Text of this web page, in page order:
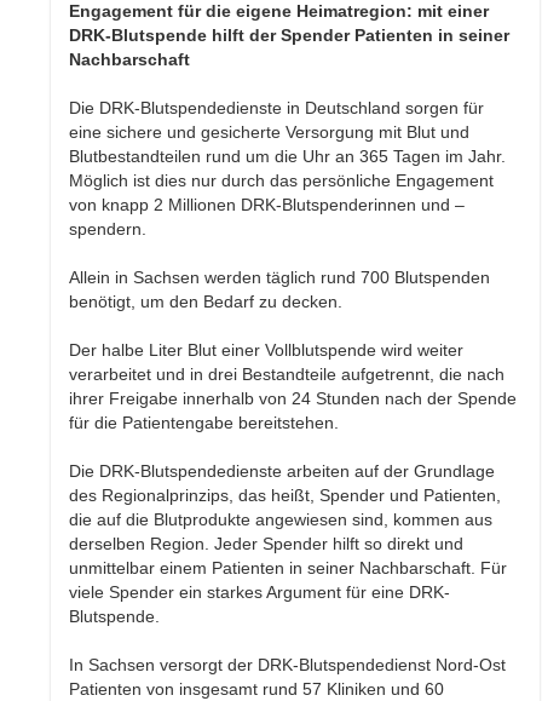
Engagement für die eigene Heimatregion: mit einer
DRK-Blutspende hilft der Spender Patienten in seiner
Nachbarschaft
Die DRK-Blutspendedienste in Deutschland sorgen für
eine sichere und gesicherte Versorgung mit Blut und
Blutbestandteilen rund um die Uhr an 365 Tagen im Jahr.
Möglich ist dies nur durch das persönliche Engagement
von knapp 2 Millionen DRK-Blutspenderinnen und –
spendern.
Allein in Sachsen werden täglich rund 700 Blutspenden
benötigt, um den Bedarf zu decken.
Der halbe Liter Blut einer Vollblutspende wird weiter
verarbeitet und in drei Bestandteile aufgetrennt, die nach
ihrer Freigabe innerhalb von 24 Stunden nach der Spende
für die Patientengabe bereitstehen.
Die DRK-Blutspendedienste arbeiten auf der Grundlage
des Regionalprinzips, das heißt, Spender und Patienten,
die auf die Blutprodukte angewiesen sind, kommen aus
derselben Region. Jeder Spender hilft so direkt und
unmittelbar einem Patienten in seiner Nachbarschaft. Für
viele Spender ein starkes Argument für eine DRK-
Blutspende.
In Sachsen versorgt der DRK-Blutspendedienst Nord-Ost
Patienten von insgesamt rund 57 Kliniken und 60